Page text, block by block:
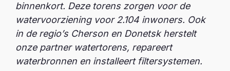
binnenkort. Deze torens zorgen voor de
watervoorziening voor 2.104 inwoners. Ook
in de regio’s Cherson en Donetskherstelt
onze partner watertorens, repareert
waterbronnen en installeert filtersystemen.